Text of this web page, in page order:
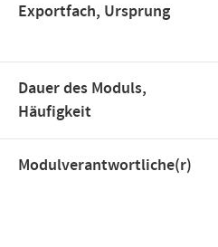
Exportfach, Ursprung
Dauer des Moduls,
Häufigkeit
Modulverantwortliche(r)